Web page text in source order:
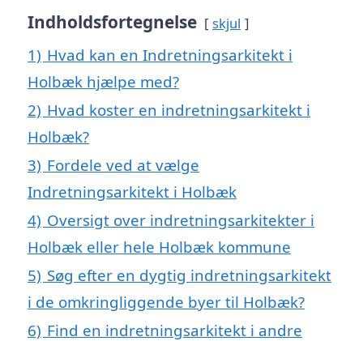
Indholdsfortegnelse skjul
1) Hvad kan en Indretningsarkitekt i
Holbæk hjælpe med?
2) Hvad koster en indretningsarkitekt i
Holbæk?
3) Fordele ved at vælge
Indretningsarkitekt i Holbæk
4) Oversigt over indretningsarkitekter i
Holbæk eller hele Holbæk kommune
5) Søg efter en dygtig indretningsarkitekt
i de omkringliggende byer til Holbæk?
6) Find en indretningsarkitekt i andre